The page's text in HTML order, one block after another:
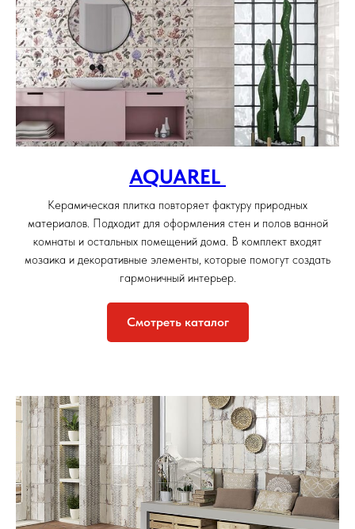
AQUAREL
Керамическая плитка повторяет фактуру природных
материалов. Подходит для оформления стен и полов ванной
комнаты и остальных помещений дома. В комплект входят
мозаика и декоративные элементы, которые помогут создать
гармоничный интерьер.
Смотреть каталог